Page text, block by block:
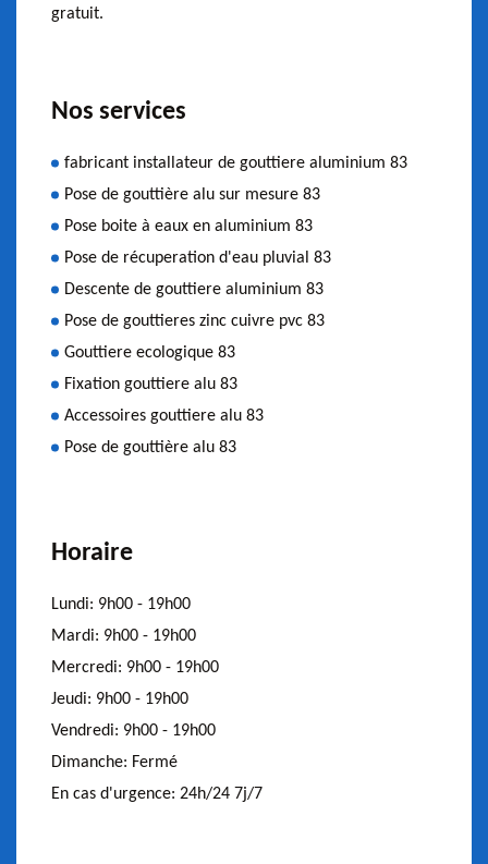
gratuit.
Nos services
fabricant installateur de gouttiere aluminium 83
Pose de gouttière alu sur mesure 83
Pose boite à eaux en aluminium 83
Pose de récuperation d'eau pluvial 83
Descente de gouttiere aluminium 83
Pose de gouttieres zinc cuivre pvc 83
Gouttiere ecologique 83
Fixation gouttiere alu 83
Accessoires gouttiere alu 83
Pose de gouttière alu 83
Horaire
Lundi: 9h00 - 19h00
Mardi: 9h00 - 19h00
Mercredi: 9h00 - 19h00
Jeudi: 9h00 - 19h00
Vendredi: 9h00 - 19h00
Dimanche: Fermé
En cas d'urgence: 24h/24 7j/7